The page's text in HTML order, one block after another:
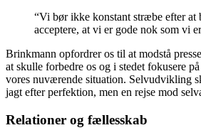
“Vi bør ikke konstant stræbe efter at
acceptere, at vi er gode nok som vi
Brinkmann opfordrer os til at modstå
at skulle forbedre os og i stedet fokusere
vores nuværende situation. Selvudvikling
jagt efter perfektion, men en rejse mod
Relationer og fællesskab